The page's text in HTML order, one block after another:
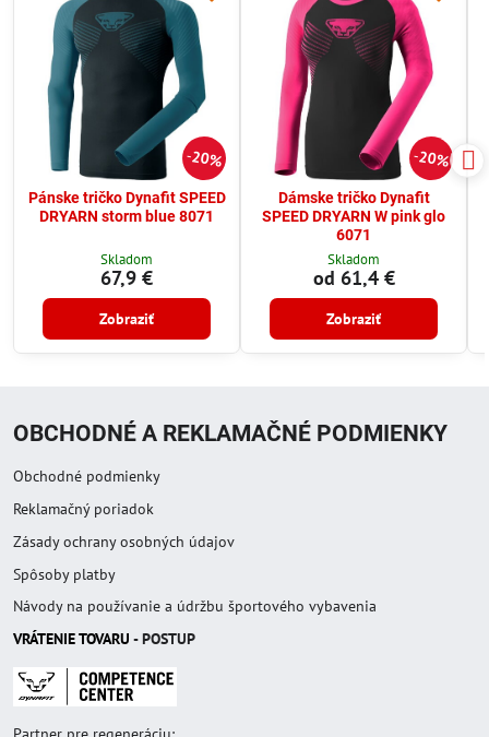
20%
Pánske tričko Dynafit SPEED
DRYARN storm blue 8071
Skladom
67,9 €
Zobraziť
20%
Dámske tričko Dynafit
SPEED DRYARN W pink glo
6071
Skladom
od 61,4 €
Zobraziť
OBCHODNÉ A REKLAMAČNÉ PODMIENKY
Obchodné podmienky
Reklamačný poriadok
Zásady ochrany osobných údajov
Spôsoby platby
Návody na používanie a údržbu športového vybavenia
VRÁTENIE TOVARU - POSTUP